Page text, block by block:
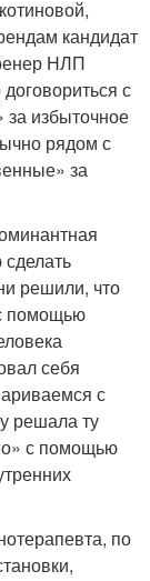
кандидат
НЛП
с
за избыточное
рядом с
за
решили, что
помощью
себя
с
решала ту
с помощью
по